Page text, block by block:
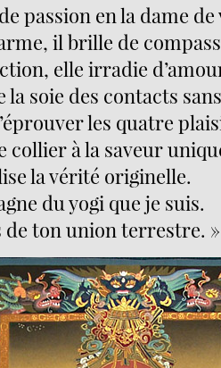
passion en la dame
il brille de
elle irradie
la soie des contacts
les quatre
collier à la saveur
la vérité originelle.
du yogi que je suis.
de ton union terrestre. »